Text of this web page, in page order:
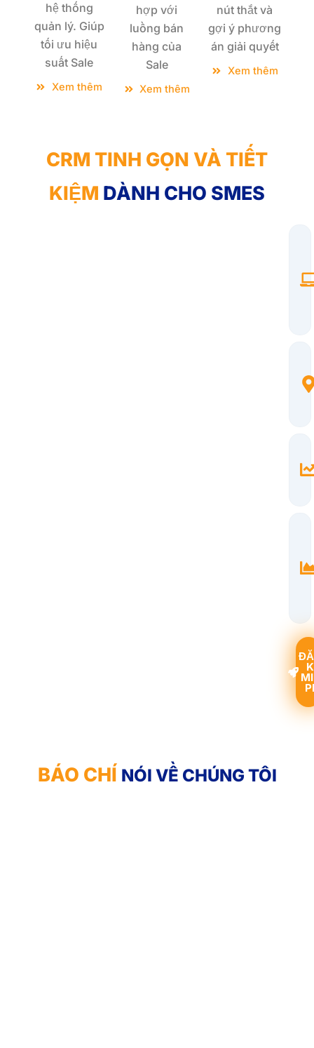
hệ thống
quản lý. Giúp
tối ưu hiệu
suất Sale
Xem thêm
hợp với
luồng bán
hàng của
Sale
Xem thêm
nút thắt và
gợi ý phương
án giải quyết
Xem thêm
CRM TINH GỌN VÀ TIẾT
KIỆM DÀNH CHO SMES
BÁO CHÍ NÓI VỀ CHÚNG TÔI